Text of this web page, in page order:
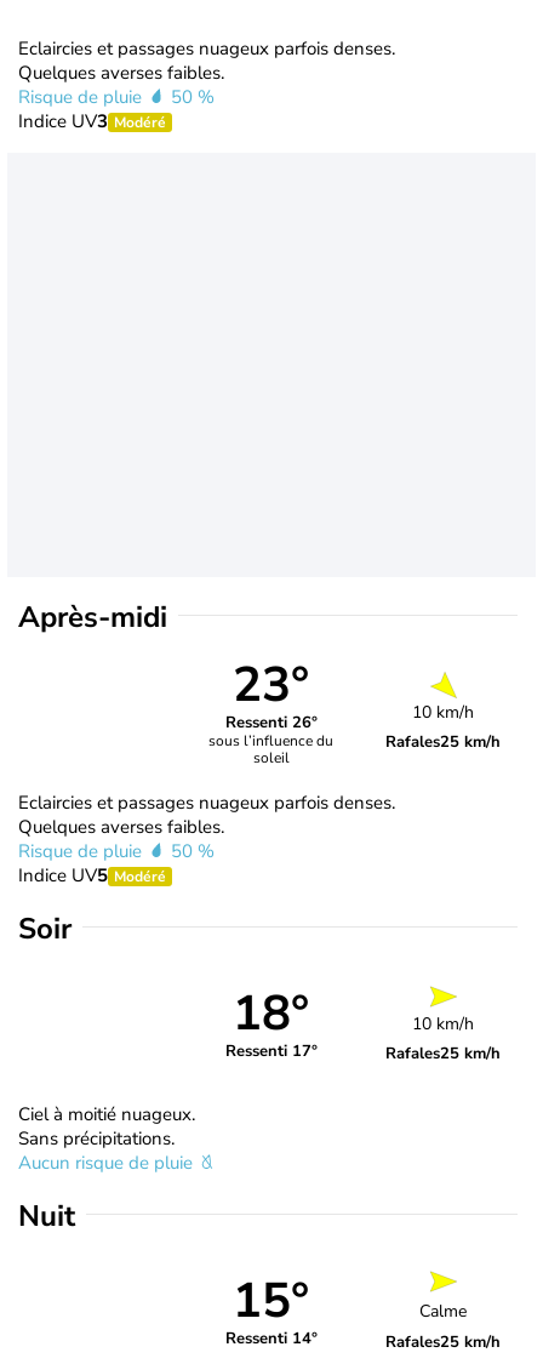
Eclaircies et passages nuageux parfois denses.
Quelques averses faibles.
Risque de pluie
50 %
Indice UV3 Modéré
Après-midi
23°
Ressenti 26°
sous l’influence du
soleil
10 km/h
Rafales25 km/h
Eclaircies et passages nuageux parfois denses.
Quelques averses faibles.
Risque de pluie
50 %
Indice UV5 Modéré
Soir
18°
Ressenti 17°
10 km/h
Rafales25 km/h
Ciel à moitié nuageux.
Sans précipitations.
Aucun risque de pluie
Nuit
15°
Ressenti 14°
Calme
Rafales25 km/h